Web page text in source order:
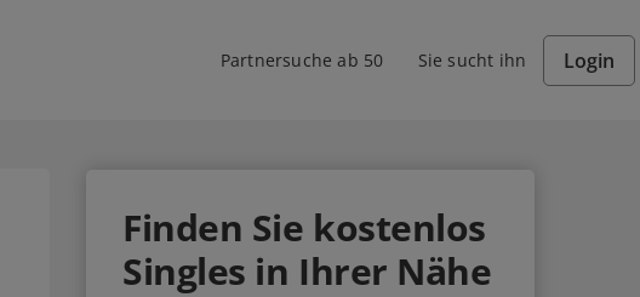
Partnersuche ab 50 Sie sucht ihn Login
Finden Sie kostenlos
Singles in Ihrer Nähe